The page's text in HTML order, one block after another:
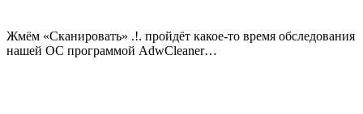
Жмём «Сканировать» .!. пройдёт какое-то время обследования
нашей ОС программой AdwCleaner…